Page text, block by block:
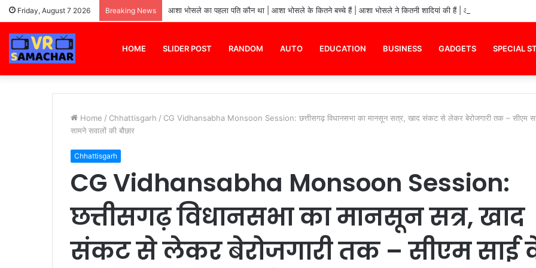
Friday, August 7 2026 Breaking News आशा भोसले का पहला पति कौन था | आशा भोसले के कितने बच्चे हैं | आशा भोसले ने कितनी शादियां की हैं | आशा भोसले का जीवन
HOME SLIDER POST RANDOM AUTO EDUCATION BUSINESS GADGETS SPECIAL
Home / Chhattisgarh / CG Vidhansabha Monsoon Session: छत्तीसगढ़ विधानसभा का मानसून सत्र, खाद संकट से लेकर बेरोजगारी तक – सीएम
सामने सवालों की बौछार
Chhattisgarh
CG Vidhansabha Monsoon Session:
छत्तीसगढ़ विधानसभा का मानसून सत्र, खाद
संकट से लेकर बेरोजगारी तक – सीएम साई